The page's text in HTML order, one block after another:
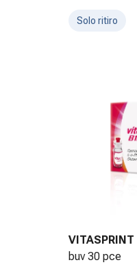
Gocce
oculare
tosse
Mal
Solo ritiro
VITASPRINT
buv 30 pce